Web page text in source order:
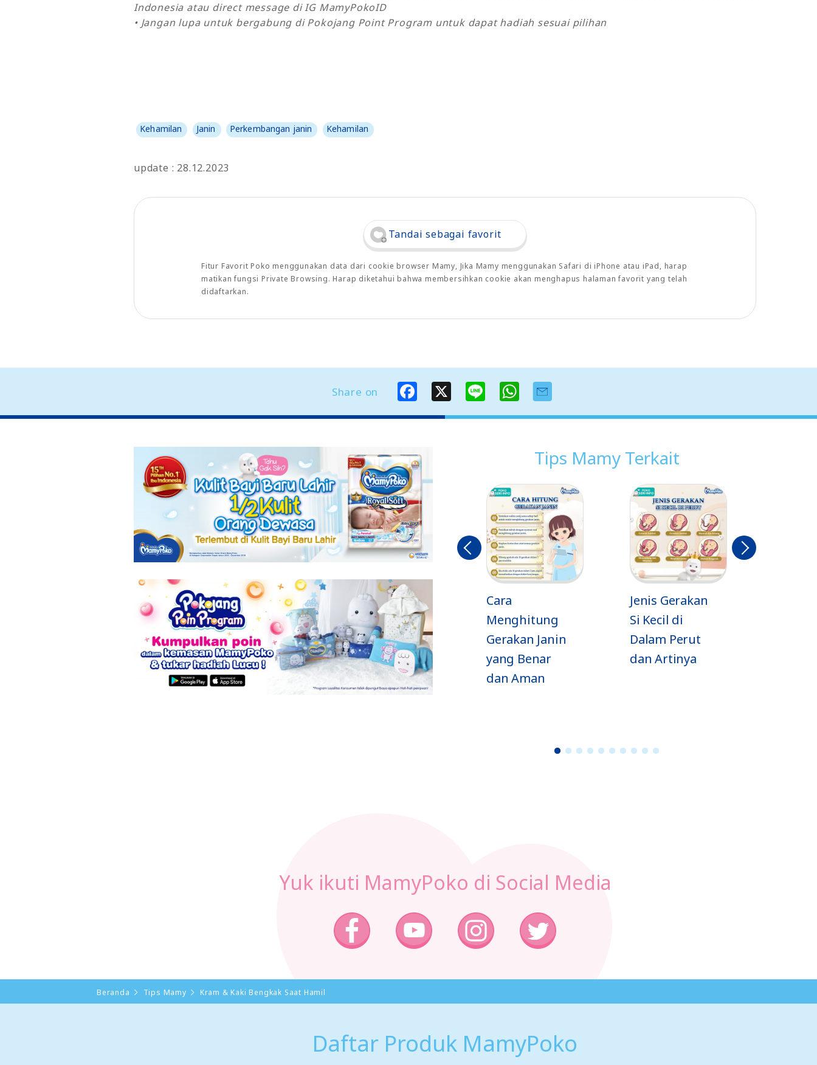
Indonesia atau direct message di IG MamyPokoID
• Jangan lupa untuk bergabung di Pokojang Point Program untuk dapat hadiah sesuai pilihan
Kehamilan Janin Perkembangan janin Kehamilan
update : 28.12.2023
Tandai sebagai favorit
Fitur Favorit Poko menggunakan data dari cookie browser Mamy, Jika Mamy menggunakan Safari di iPhone atau iPad, harap
matikan fungsi Private Browsing. Harap diketahui bahwa membersihkan cookie akan menghapus halaman favorit yang telah
didaftarkan.
Share on
e
k
e t
Tips Mamy Terkait
8 Tanda Awal
Hamil yang
Mirip Gejala
PMS
Apakah USG
Berbahaya
karena
Mengandung
Radiasi?
Menghitung
Gerakan Janin
yang Benar
dan Aman
Jenis Gerakan
Dalam Perut
dan Artinya
Sebelu
mnya
Berikut
nya
1 2 3 4 5 6 7 8 9 1
Yuk ikuti MamyPoko di Social Media
Beranda Tips Mamy Kram & Kaki Bengkak Saat Hamil
Daftar Produk MamyPoko